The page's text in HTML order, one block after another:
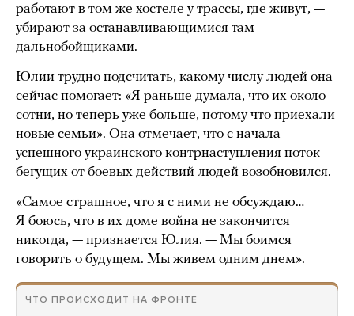
работают в том же хостеле у трассы, где живут, —
убирают за останавливающимися там
дальнобойщиками.
Юлии трудно подсчитать, какому числу людей она
сейчас помогает: «Я раньше думала, что их около
сотни, но теперь уже больше, потому что приехали
новые семьи». Она отмечает, что с начала
успешного украинского контрнаступления поток
бегущих от боевых действий людей возобновился.
«Самое страшное, что я с ними не обсуждаю…
Я боюсь, что в их доме война не закончится
никогда, — признается Юлия. — Мы боимся
говорить о будущем. Мы живем одним днем».
ЧТО ПРОИСХОДИТ НА ФРОНТЕ